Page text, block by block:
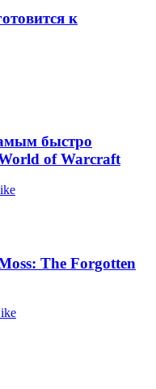
к
быстро
of Warcraft
The Forgotten